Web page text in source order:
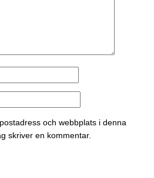
och webbplats i denna
skriver en kommentar.